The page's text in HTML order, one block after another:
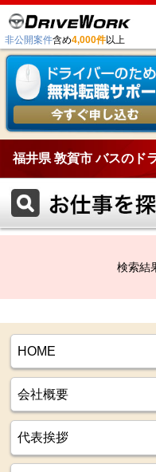
非公開案件含め4,000件以上
福井県 敦賀市 バスのド
検索結
HOME
会社概要
代表挨拶